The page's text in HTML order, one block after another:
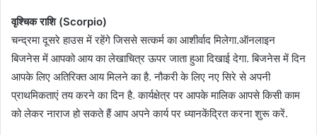
वृश्चिक राशि (Scorpio)
चन्द्रमा दूसरे हाउस में रहेंगे जिससे सत्कर्म का आशीर्वाद मिलेगा.ऑनलाइन
बिजनेस में आपको आय का लेखाचित्र ऊपर जाता हुआ दिखाई देगा. बिजनेस में दिन
आपके लिए अतिरिक्त आय मिलने का है. नौकरी के लिए नए सिरे से अपनी
प्राथमिकताएं तय करने का दिन है. कार्यक्षेत्र पर आपके मालिक आपसे किसी काम
को लेकर नाराज हो सकते हैं आप अपने कार्य पर ध्यानकेंद्रित करना शुरू करें.